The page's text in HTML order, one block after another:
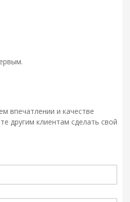
впечатлении и качестве
другим клиентам сделать свой